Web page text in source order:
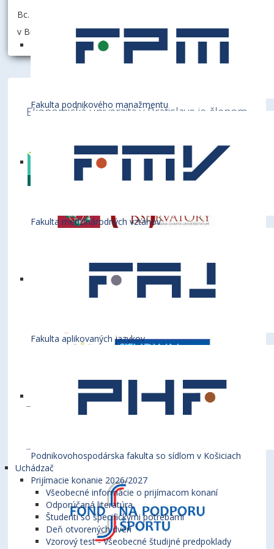
Fakulta podnikového manažmentu
Fakulta medzinárodných vzťahov
Fakulta aplikovaných jazykov
Podnikovohospodárska fakulta so sídlom v Košiciach
Uchádzač
Prijímacie konanie 2026/2027
Všeobecné informácie o prijímacom konaní
Odporúčaná literatúra
Študenti so špecifickými potrebami
Deň otvorených dverí
Vzorový test - Všeobecné študijné predpoklady
Bc. Timea Merkovská, Bc. Lívia Kucková, PHF EU
v Bratislave.
Ekonomická univerzita v Bratislave je členom